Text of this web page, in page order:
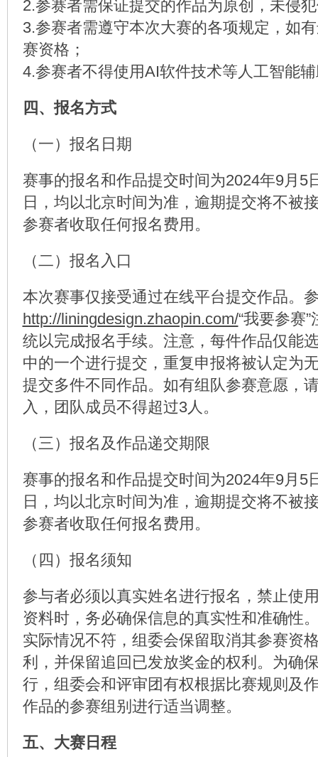
2.参赛者需保证提交的作品为原创，未侵
3.参赛者需遵守本次大赛的各项规定，如
赛资格；
4.参赛者不得使用AI软件技术等人工智能
四、报名方式
（一）报名日期
赛事的报名和作品提交时间为2024年9月5
日，均以北京时间为准，逾期提交将不被
参赛者收取任何报名费用。
（二）报名入口
本次赛事仅接受通过在线平台提交作品。
http://liningdesign.zhaopin.com/“我要参赛
统以完成报名手续。注意，每件作品仅能
中的一个进行提交，重复申报将被认定为
提交多件不同作品。如有组队参赛意愿，
入，团队成员不得超过3人。
（三）报名及作品递交期限
赛事的报名和作品提交时间为2024年9月5
日，均以北京时间为准，逾期提交将不被
参赛者收取任何报名费用。
（四）报名须知
参与者必须以真实姓名进行报名，禁止使
资料时，务必确保信息的真实性和准确性
实际情况不符，组委会保留取消其参赛资
利，并保留追回已发放奖金的权利。为确
行，组委会和评审团有权根据比赛规则及
作品的参赛组别进行适当调整。
五、大赛日程